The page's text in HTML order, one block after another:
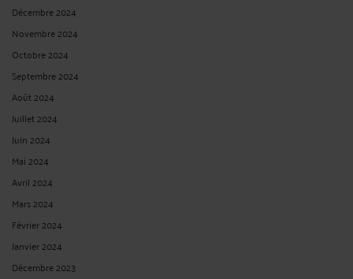
Décembre 2024
Novembre 2024
Octobre 2024
Septembre 2024
Août 2024
Juillet 2024
Juin 2024
Mai 2024
Avril 2024
Mars 2024
Février 2024
Janvier 2024
Décembre 2023